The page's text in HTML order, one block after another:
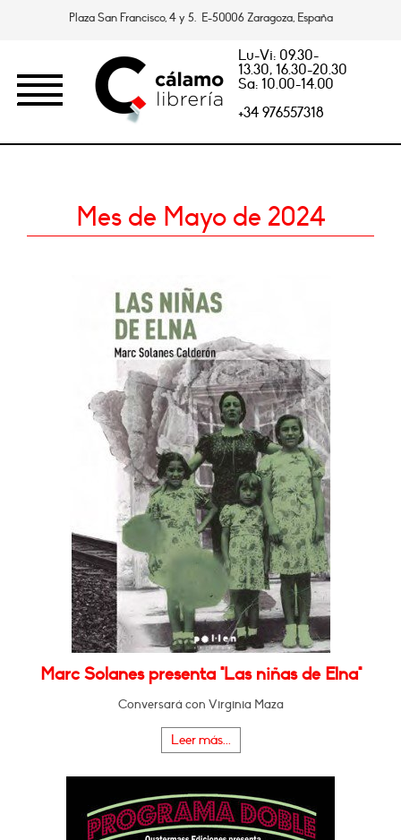
Plaza San Francisco, 4 y 5. E-50006 Zaragoza, España
Lu-Vi: 09.30-
13.30, 16.30-20.30
Sa: 10.00-14.00
+34 976557318
Mes de Mayo de 2024
Marc Solanes presenta "Las niñas de Elna"
Conversará con Virginia Maza
Leer más...